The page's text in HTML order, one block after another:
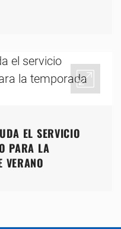
EL SERVICIO
PARA LA
VERANO